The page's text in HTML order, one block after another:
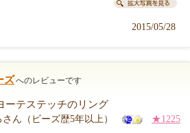
2015/05/28
ズへのレビューです
ーテステッチのリング
ん（ビーズ歴5年以上） ★1225